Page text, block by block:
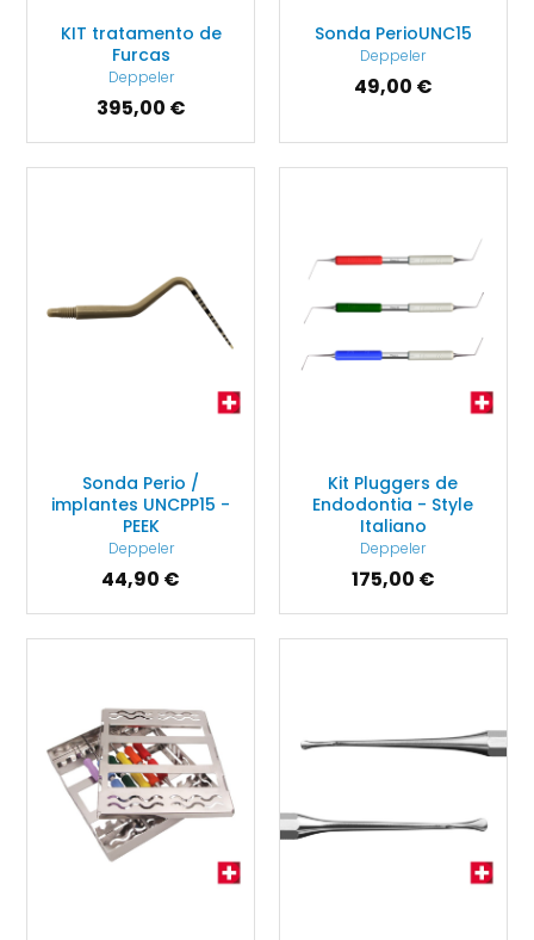
KIT tratamento de
Furcas
Deppeler
395,00 €
Sonda PerioUNC15
Deppeler
49,00 €
Sonda Perio /
implantes UNCPP15 -
PEEK
Deppeler
44,90 €
Kit Pluggers de
Endodontia - Style
Italiano
Deppeler
175,00 €